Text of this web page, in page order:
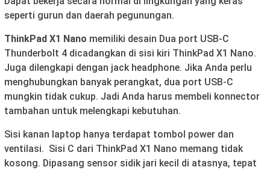
seperti gurun dan daerah pegunungan.
ThinkPad X1 Nano memiliki desain Dua port USB-C
Thunderbolt 4 dicadangkan di sisi kiri ThinkPad X1 Nano.
Juga dilengkapi dengan jack headphone. Jika Anda perlu
menghubungkan banyak perangkat, dua port USB-C
mungkin tidak cukup. Jadi Anda harus membeli konnector
tambahan untuk melengkapi kebutuhan.
Sisi kanan laptop hanya terdapat tombol power dan
ventilasi. Sisi C dari ThinkPad X1 Nano memang tidak
kosong. Dipasang sensor sidik jari kecil di atasnya, tepat